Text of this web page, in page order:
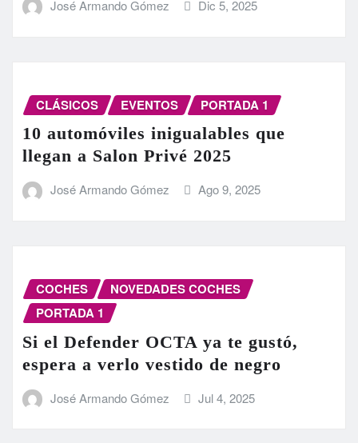
José Armando Gómez Dic 5, 2025
CLÁSICOS EVENTOS PORTADA 1
10 automóviles inigualables que
llegan a Salon Privé 2025
José Armando Gómez Ago 9, 2025
COCHES
NOVEDADES COCHES
PORTADA 1
Si el Defender OCTA ya te gustó,
espera a verlo vestido de negro
José Armando Gómez Jul 4, 2025